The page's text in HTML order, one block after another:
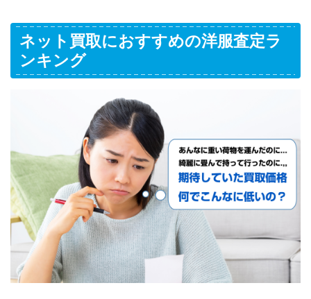
ネット買取におすすめの洋服査定ラ
ンキング